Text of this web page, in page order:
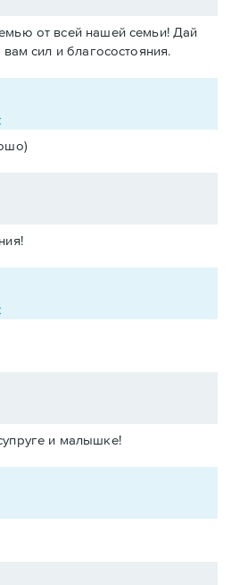
от всей нашей семьи! Дай
сил и благосостояния.
и малышке!